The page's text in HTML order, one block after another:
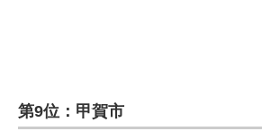
エネルギーの専門メディア
第9位：甲賀市